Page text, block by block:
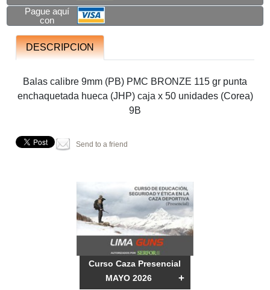
Pague aquí
con
DESCRIPCION
Balas calibre 9mm (PB) PMC BRONZE 115 gr punta
enchaquetada hueca (JHP) caja x 50 unidades (Corea)
9B
Send to a friend
Curso Caza Presencial
MAYO 2026
+